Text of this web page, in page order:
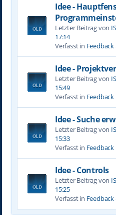
Idee -
Letzter Beitrag von
17:14
Verfasst in
Idee -
Letzter Beitrag von
15:49
Verfasst in
Idee - Suche
Letzter Beitrag von
15:33
Verfasst in
Idee - Controls
Letzter Beitrag von
15:25
Verfasst in